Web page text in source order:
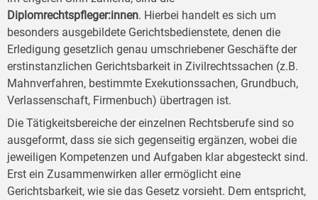
Diplomrechtspfleger:innen. Hierbei handelt es sich um
besonders ausgebildete Gerichtsbedienstete, denen die
Erledigung gesetzlich genau umschriebener Geschäfte der
erstinstanzlichen Gerichtsbarkeit in Zivilrechtssachen (z.B.
Mahnverfahren, bestimmte Exekutionssachen, Grundbuch,
Verlassenschaft, Firmenbuch) übertragen ist.
Die Tätigkeitsbereiche der einzelnen Rechtsberufe sind so
ausgeformt, dass sie sich gegenseitig ergänzen, wobei die
jeweiligen Kompetenzen und Aufgaben klar abgesteckt sind.
Erst ein Zusammenwirken aller ermöglicht eine
Gerichtsbarkeit, wie sie das Gesetz vorsieht. Dem entspricht,